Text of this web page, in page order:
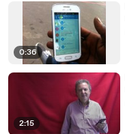
0:36
2:15